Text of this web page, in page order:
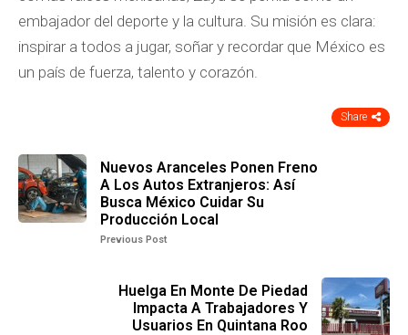
embajador del deporte y la cultura. Su misión es clara:
inspirar a todos a jugar, soñar y recordar que México es
un país de fuerza, talento y corazón.
Share
Nuevos Aranceles Ponen Freno
A Los Autos Extranjeros: Así
Busca México Cuidar Su
Producción Local
Previous Post
Huelga En Monte De Piedad
Impacta A Trabajadores Y
Usuarios En Quintana Roo